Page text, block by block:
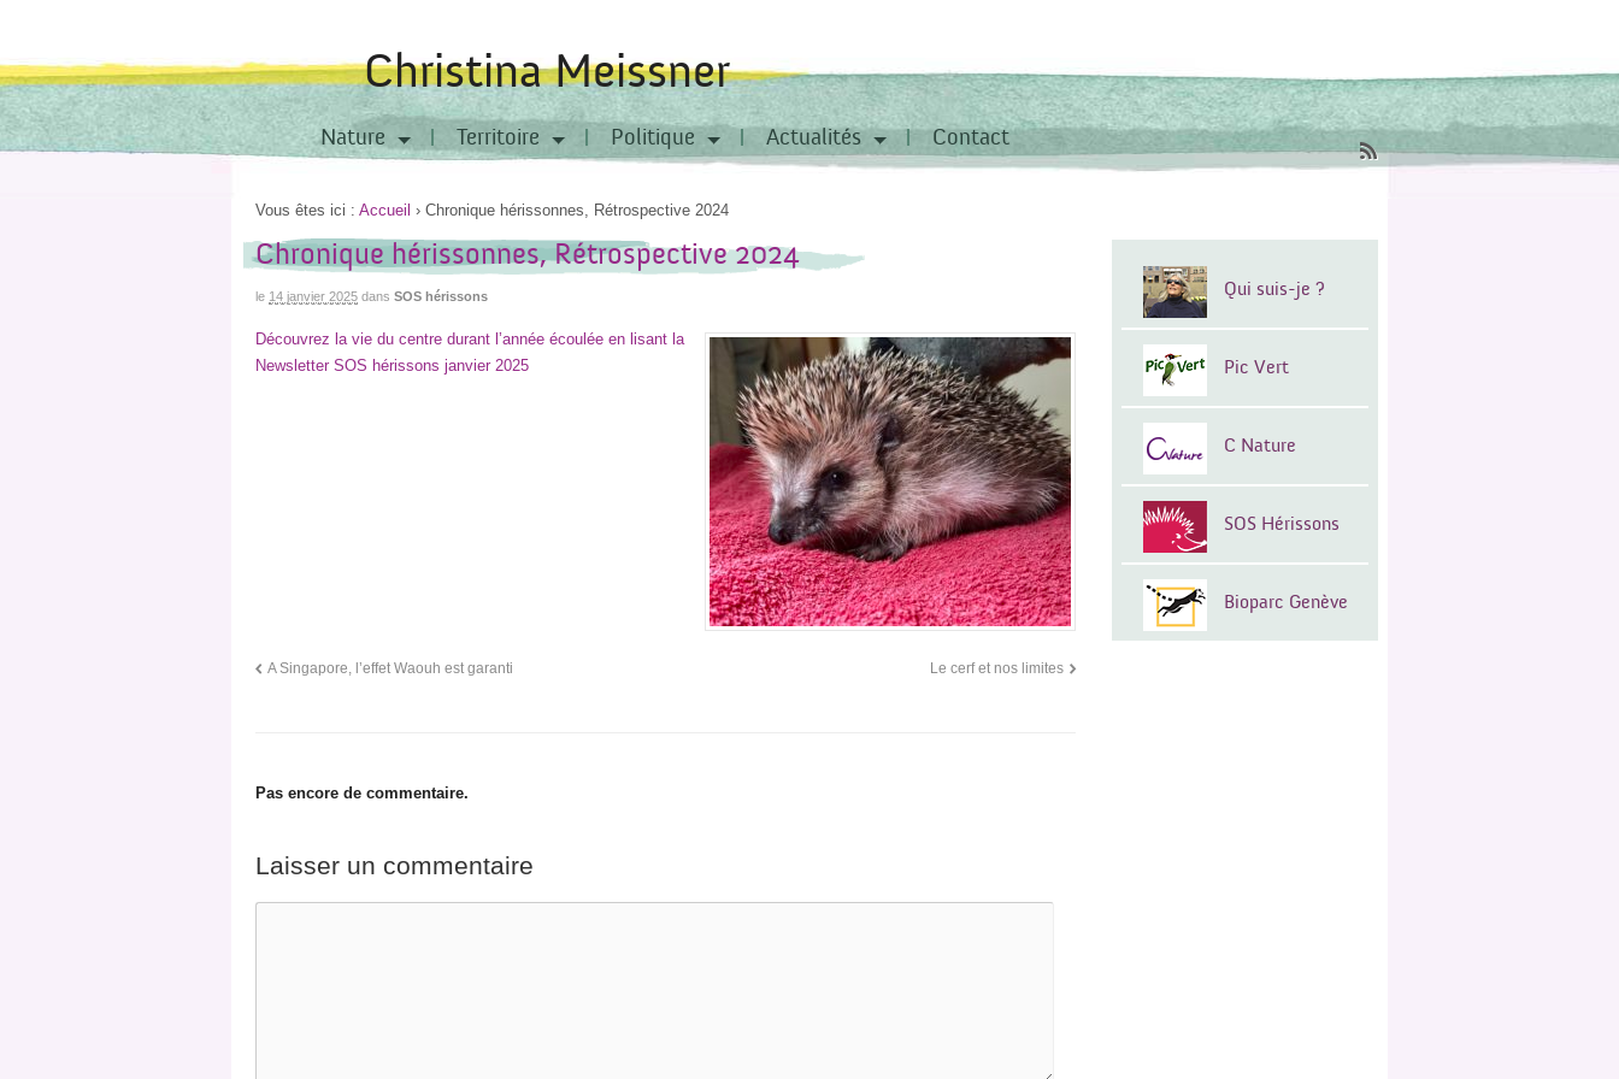
Christina Meissner
Nature Territoire Politique Actualités Contact
Vous êtes ici : Accueil › Chronique hérissonnes, Rétrospective 2024
Chronique hérissonnes, Rétrospective 2024
le 14 janvier 2025 dans SOS hérissons
Découvrez la vie du centre durant l’année écoulée en lisant la
Newsletter SOS hérissons janvier 2025
A Singapore, l’effet Waouh est garanti Le cerf et nos limites
Pas encore de commentaire.
Laisser un commentaire
Qui suis-je ?
Pic Vert
C Nature
SOS Hérissons
Bioparc Genève